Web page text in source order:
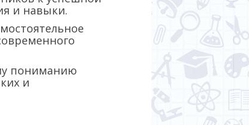
и навыки.
пониманию
и